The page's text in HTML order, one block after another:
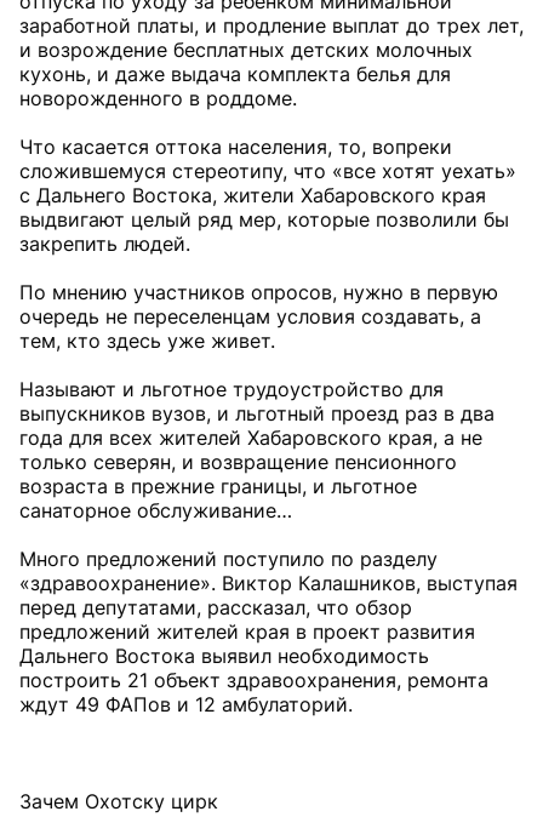
заработной платы, и продление выплат до трех лет,
и возрождение бесплатных детских молочных
кухонь, и даже выдача комплекта белья для
новорожденного в роддоме.
Что касается оттока населения, то, вопреки
сложившемуся стереотипу, что «все хотят уехать»
с Дальнего Востока, жители Хабаровского края
выдвигают целый ряд мер, которые позволили бы
закрепить людей.
По мнению участников опросов, нужно в первую
очередь не переселенцам условия создавать, а
тем, кто здесь уже живет.
Называют и льготное трудоустройство для
выпускников вузов, и льготный проезд раз в два
года для всех жителей Хабаровского края, а не
только северян, и возвращение пенсионного
возраста в прежние границы, и льготное
санаторное обслуживание…
Много предложений поступило по разделу
«здравоохранение». Виктор Калашников, выступая
перед депутатами, рассказал, что обзор
предложений жителей края в проект развития
Дальнего Востока выявил необходимость
построить 21 объект здравоохранения, ремонта
ждут 49 ФАПов и 12 амбулаторий.
Зачем Охотску цирк